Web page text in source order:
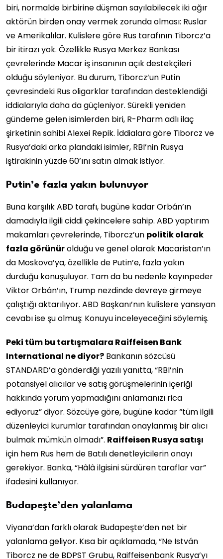
biri, normalde birbirine düşman sayılabilecek iki ağır
aktörün birden onay vermek zorunda olması: Ruslar
ve Amerikalılar. Kulislere göre Rus tarafının Tiborcz’a
bir itirazı yok. Özellikle Rusya Merkez Bankası
çevrelerinde Macar iş insanının açık destekçileri
olduğu söyleniyor. Bu durum, Tiborcz’un Putin
çevresindeki Rus oligarklar tarafından desteklendiği
iddialarıyla daha da güçleniyor. Sürekli yeniden
gündeme gelen isimlerden biri, R-Pharm adlı ilaç
şirketinin sahibi Alexei Repik. İddialara göre Tiborcz ve
Rusya’daki arka plandaki isimler, RBI’nin Rusya
iştirakinin yüzde 60’ını satın almak istiyor.
Putin’e fazla yakın bulunuyor
Buna karşılık ABD tarafı, bugüne kadar Orbán’ın
damadıyla ilgili ciddi çekincelere sahip. ABD yaptırım
makamları çevrelerinde, Tiborcz’un politik olarak
fazla görünürolduğu ve genel olarak Macaristan’ın
da Moskova’ya, özellikle de Putin’e, fazla yakın
durduğu konuşuluyor. Tam da bu nedenle kayınpeder
Viktor Orbán’ın, Trump nezdinde devreye girmeye
çalıştığı aktarılıyor. ABD Başkanı’nın kulislere yansıyan
cevabı ise şu olmuş: Konuyu inceleyeceğini söylemiş.
Peki tüm bu tartışmalara Raiffeisen Bank
International ne diyor? Bankanın sözcüsü
STANDARD’a gönderdiği yazılı yanıtta, “RBI’nin
potansiyel alıcılar ve satış görüşmelerinin içeriği
hakkında yorum yapmadığını anlamanızı rica
ediyoruz” diyor. Sözcüye göre, bugüne kadar “tüm ilgili
düzenleyici kurumlar tarafından onaylanmış bir alıcı
bulmak mümkün olmadı”. Raiffeisen Rusya satışı
için hem Rus hem de Batılı denetleyicilerin onayı
gerekiyor. Banka, “Hâlâ ilgisini sürdüren taraflar var”
ifadesini kullanıyor.
Budapeşte’den yalanlama
Viyana’dan farklı olarak Budapeşte’den net bir
yalanlama geliyor. Kısa bir açıklamada, “Ne István
Tiborcz ne de BDPST Grubu, Raiffeisenbank Rusya’yı